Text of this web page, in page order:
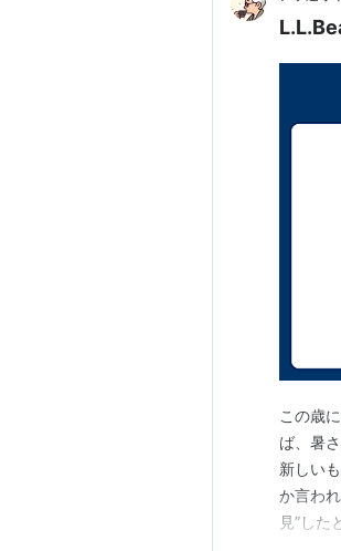
この歳
ば、暑
新しい
か言わ
見”した